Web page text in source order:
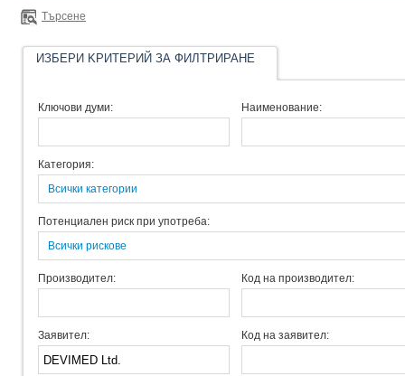
Търсене
ИЗБЕРИ KРИТЕРИЙ ЗА ФИЛТРИРАНЕ
Ключови думи: Наименование:
Категория:
Всички категории
Потенциален риск при употреба:
Всички рискове
Производител: Код на производител:
Заявител: Код на заявител: